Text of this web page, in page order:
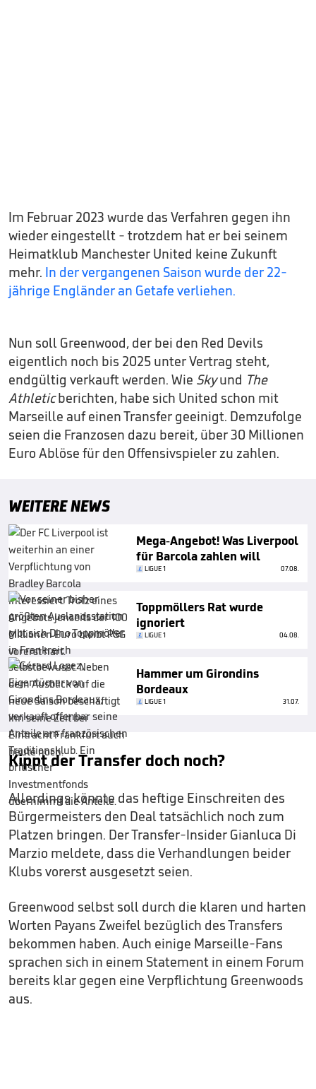
Im Februar 2023 wurde das Verfahren gegen ihn
wieder eingestellt - trotzdem hat er bei seinem
Heimatklub Manchester United keine Zukunft
mehr. In der vergangenen Saison wurde der 22-
jährige Engländer an Getafe verliehen.
Nun soll Greenwood, der bei den Red Devils
eigentlich noch bis 2025 unter Vertrag steht,
endgültig verkauft werden. Wie Skyund The
Athleticberichten, habe sich United schon mit
Marseille auf einen Transfer geeinigt. Demzufolge
seien die Franzosen dazu bereit, über 30 Millionen
Euro Ablöse für den Offensivspieler zu zahlen.
WEITERE NEWS
Mega-Angebot! Was Liverpool
für Barcola zahlen will
LIGUE 1 07.08.
Toppmöllers Rat wurde
ignoriert
LIGUE 1 04.08.
Hammer um Girondins
Bordeaux
LIGUE 1 31.07.
Kippt der Transfer doch noch?
Allerdings könnte das heftige Einschreiten des
Bürgermeisters den Deal tatsächlich noch zum
Platzen bringen. Der Transfer-Insider Gianluca Di
Marzio meldete, dass die Verhandlungen beider
Klubs vorerst ausgesetzt seien.
Greenwood selbst soll durch die klaren und harten
Worten Payans Zweifel bezüglich des Transfers
bekommen haben. Auch einige Marseille-Fans
sprachen sich in einem Statement in einem Forum
bereits klar gegen eine Verpflichtung Greenwoods
aus.